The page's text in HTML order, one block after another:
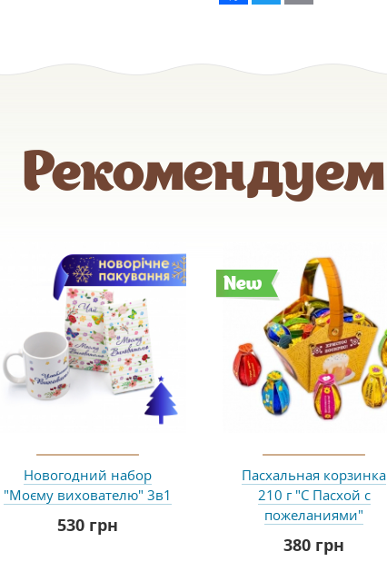
Рекомендуем
Новогодний набор
"Моєму вихователю" 3в1
530 грн
New
Пасхальная корзинка
210 г "С Пасхой с
пожеланиями"
380 грн